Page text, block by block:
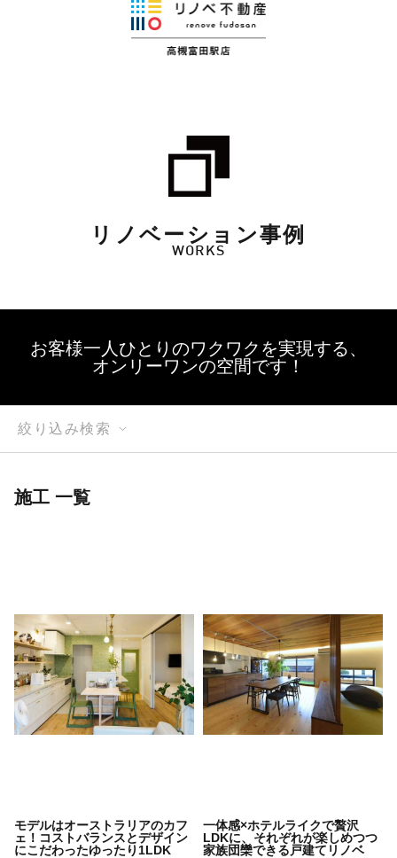
リノベーション事例
WORKS
お客様一人ひとりのワクワクを実現する、
オンリーワンの空間です！
絞り込み検索
施工 一覧
モデルはオーストラリアのカフ
ェ！コストバランスとデザイン
にこだわったゆったり1LDK
一体感×ホテルライクで贅沢
LDKに、それぞれが楽しめつつ
家族団欒できる戸建てリノベ